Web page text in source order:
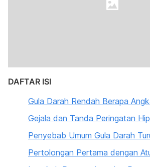
DAFTAR ISI
Gula Darah Rendah Berapa
Gejala dan Tanda Peringatan
Penyebab Umum Gula Darah
Pertolongan Pertama dengan